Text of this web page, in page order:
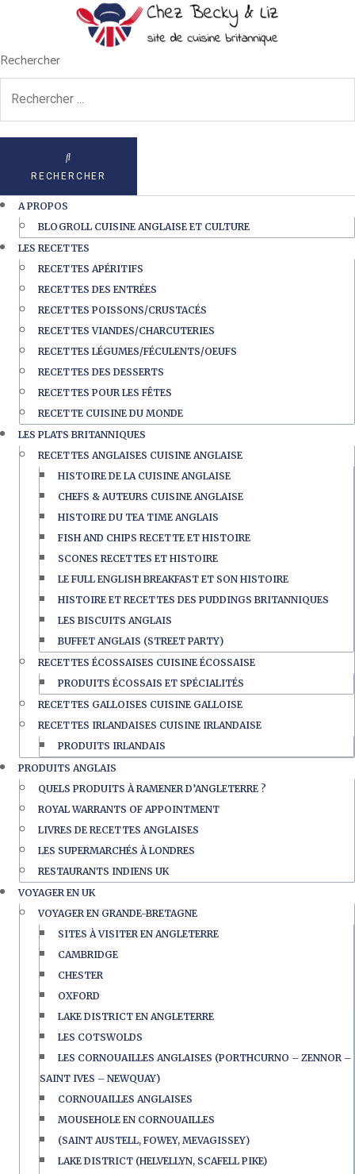
Rechercher
RECHERCHER
A PROPOS
BLOGROLL CUISINE ANGLAISE ET CULTURE
LES RECETTES
RECETTES APÉRITIFS
RECETTES DES ENTRÉES
RECETTES POISSONS/CRUSTACÉS
RECETTES VIANDES/CHARCUTERIES
RECETTES LÉGUMES/FÉCULENTS/OEUFS
RECETTES DES DESSERTS
RECETTES POUR LES FÊTES
RECETTE CUISINE DU MONDE
LES PLATS BRITANNIQUES
RECETTES ANGLAISES CUISINE ANGLAISE
HISTOIRE DE LA CUISINE ANGLAISE
CHEFS & AUTEURS CUISINE ANGLAISE
HISTOIRE DU TEA TIME ANGLAIS
FISH AND CHIPS RECETTE ET HISTOIRE
SCONES RECETTES ET HISTOIRE
LE FULL ENGLISH BREAKFAST ET SON HISTOIRE
HISTOIRE ET RECETTES DES PUDDINGS BRITANNIQUES
LES BISCUITS ANGLAIS
BUFFET ANGLAIS (STREET PARTY)
RECETTES ÉCOSSAISES CUISINE ÉCOSSAISE
PRODUITS ÉCOSSAIS ET SPÉCIALITÉS
RECETTES GALLOISES CUISINE GALLOISE
RECETTES IRLANDAISES CUISINE IRLANDAISE
PRODUITS IRLANDAIS
PRODUITS ANGLAIS
QUELS PRODUITS À RAMENER D’ANGLETERRE ?
ROYAL WARRANTS OF APPOINTMENT
LIVRES DE RECETTES ANGLAISES
LES SUPERMARCHÉS À LONDRES
RESTAURANTS INDIENS UK
VOYAGER EN UK
VOYAGER EN GRANDE-BRETAGNE
SITES À VISITER EN ANGLETERRE
CAMBRIDGE
CHESTER
OXFORD
LAKE DISTRICT EN ANGLETERRE
LES COTSWOLDS
LES CORNOUAILLES ANGLAISES (PORTHCURNO – ZENNOR –
SAINT IVES – NEWQUAY)
CORNOUAILLES ANGLAISES
MOUSEHOLE EN CORNOUAILLES
(SAINT AUSTELL, FOWEY, MEVAGISSEY)
LAKE DISTRICT (HELVELLYN, SCAFELL PIKE)